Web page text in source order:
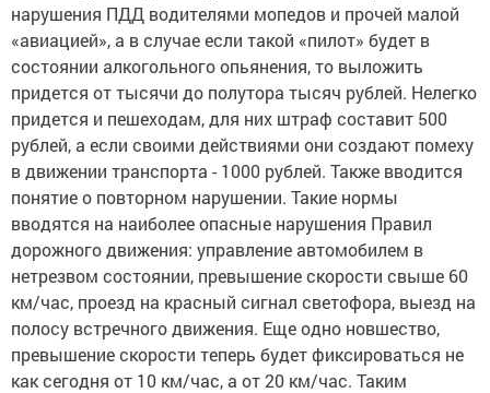
нарушения ПДД водителями мопедов и прочей малой
«авиацией», а в случае если такой «пилот» будет в
состоянии алкогольного опьянения, то выложить
придется от тысячи до полутора тысяч рублей. Нелегко
придется и пешеходам, для них штраф составит 500
рублей, а если своими действиями они создают помеху
в движении транспорта - 1000 рублей. Также вводится
понятие о повторном нарушении. Такие нормы
вводятся на наиболее опасные нарушения Правил
дорожного движения: управление автомобилем в
нетрезвом состоянии, превышение скорости свыше 60
км/час, проезд на красный сигнал светофора, выезд на
полосу встречного движения. Еще одно новшество,
превышение скорости теперь будет фиксироваться не
как сегодня от 10 км/час, а от 20 км/час. Таким